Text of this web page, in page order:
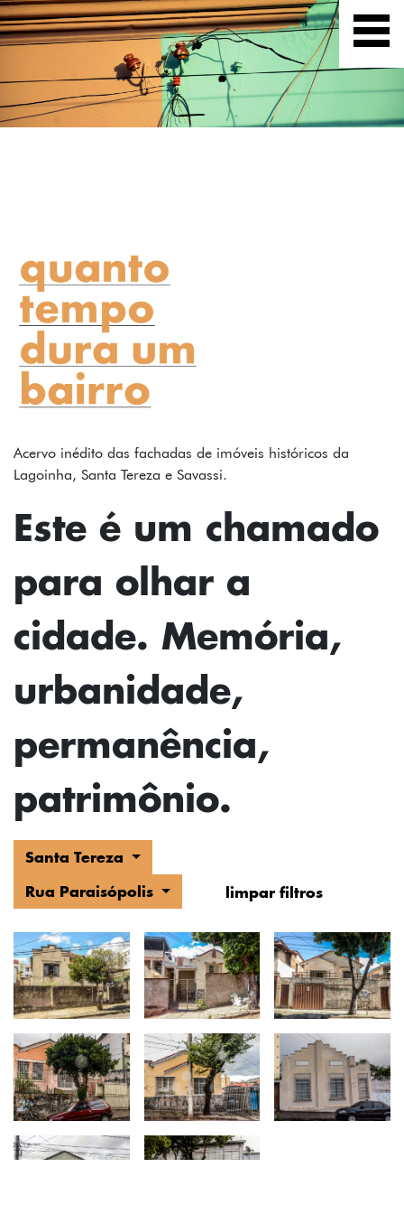
FOTOS
TEXTOS
MAPA
SOBRE
INSTAGRAM
CONTATO
FICHA
Acervo inédito das fachadas de imóveis históricos da
Lagoinha, Santa Tereza e Savassi.
Este é um chamado
para olhar a
cidade. Memória,
urbanidade,
permanência,
patrimônio.
Santa Tereza
Rua Paraisópolis
limpar filtros